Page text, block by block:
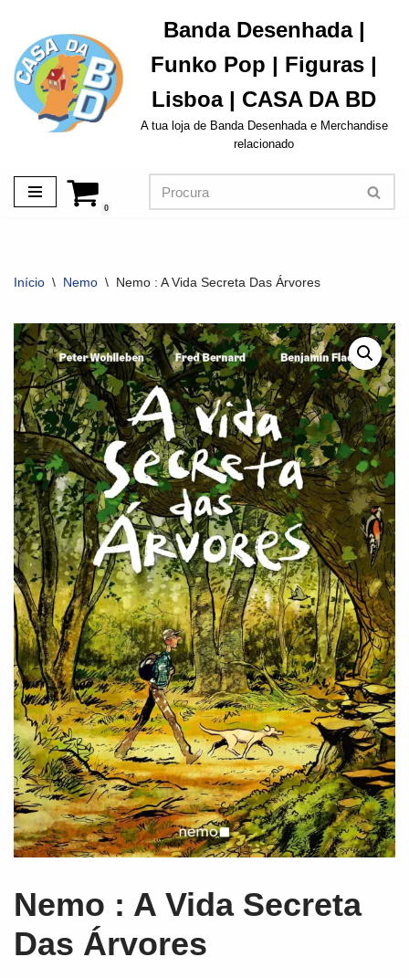
Avançar
para
o
conteúdo
Banda Desenhada |
Funko Pop | Figuras |
Lisboa | CASA DA BD
A tua loja de Banda Desenhada e Merchandise
relacionado
0
Início \ Nemo \ Nemo : A Vida Secreta Das Árvores
Nemo : A Vida Secreta
Das Árvores